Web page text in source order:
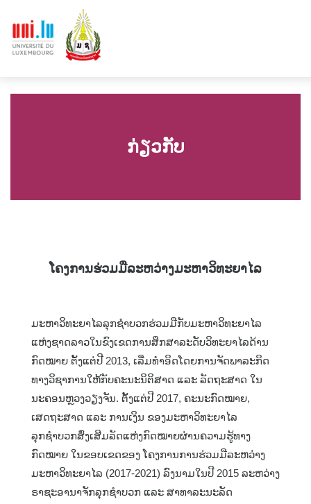
ກ່ຽວກັບ
ໂຄງການຮ່ວມມືລະຫວ່າງມະຫາວິທະຍາໄລ
ມະຫາວິທະຍາໄລລຸກຊຳບວກຮ່ວມມືກັບມະຫາວິທະຍາໄລ
ແຫ່ງຊາດລາວໃນຂົງເຂດການສຶກສາລະດັບວິທະຍາໄລດ້ານ
ກົດໝາຍ ຕັ້ງແຕ່ປີ 2013, ເລີ່ມທຳອິດໂດຍການຈັດພາລະກິດ
ທາງວິຊາການໃຫ້ກັບຄະນະນິຕິສາດ ແລະ ລັດຖະສາດ ໃນ
ນະຄອນຫຼວງວຽງຈັນ. ຕັ້ງແຕ່ປີ 2017, ຄະນະກົດໝາຍ,
ເສດຖະສາດ ແລະ ການເງິນ ຂອງມະຫາວິທະຍາໄລ
ລຸກຊຳບວກສົ່ງເສີມລັດແຫ່ງກົດໝາຍຜ່ານຄວາມຮູ້ທາງ
ກົດໝາຍ ໃນຂອບເຂດຂອງ ໂຄງການການຮ່ວມມືລະຫວ່າງ
ມະຫາວິທະຍາໄລ (2017-2021) ລົງນາມໃນປີ 2015 ລະຫວ່າງ
ຣາຊະອານາຈັກລຸກຊຳບວກ ແລະ ສາທາລະນະລັດ